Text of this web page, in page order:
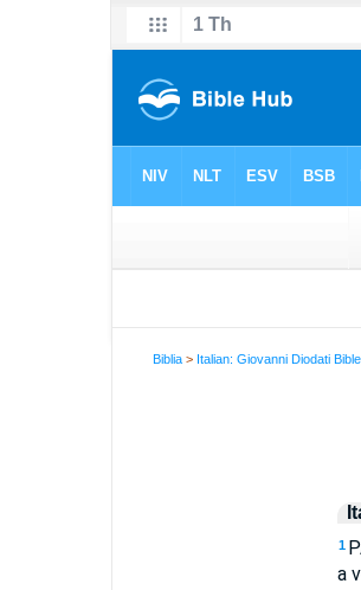
Biblia > Italian: Giovanni Diodati
1
a